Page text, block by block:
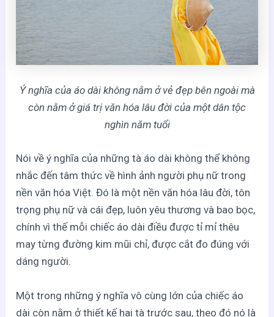
Ý nghĩa của áo dài không nằm ở vẻ đẹp bên ngoài mà
còn nằm ở giá trị văn hóa lâu đời của một dân tộc
nghìn năm tuổi
Nói về ý nghĩa của những tà áo dài không thể không
nhắc đến tâm thức về hình ảnh người phụ nữ trong
nền văn hóa Việt. Đó là một nền văn hóa lâu đời, tôn
trọng phụ nữ và cái đẹp, luôn yêu thương và bao bọc,
chính vì thế mỗi chiếc áo dài điều được tỉ mỉ thêu
may từng đường kim mũi chỉ, được cắt đo đúng với
dáng người.
Một trong những ý nghĩa vô cùng lớn của chiếc áo
dài còn nằm ở thiết kế hai tà trước sau, theo đó nó là